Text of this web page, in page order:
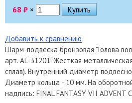
68 ₽ ×
Добавить к сравнению
Шарм-подвеска бронзовая "Голова
арт. AL-31201. Жесткая
сплав). Внутренний диаметр
Диаметр кольца - 10 мм. На
надпись: FINAL FANTASY VII ADVENT